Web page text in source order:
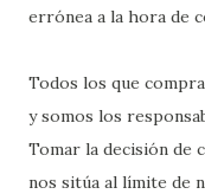
errónea a la hora de
Todos los que
y somos los
Tomar la decisión de
nos sitúa al límite de